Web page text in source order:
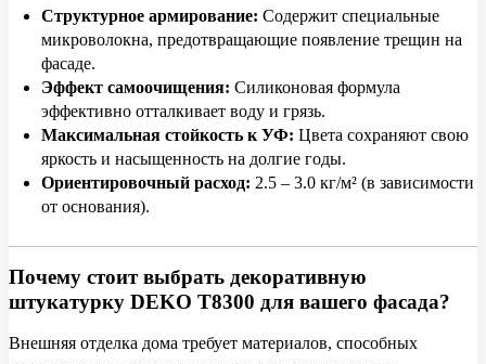
Структурное армирование: Содержит специальные
микроволокна, предотвращающие появление трещин на
фасаде.
Эффект самоочищения: Силиконовая формула
эффективно отталкивает воду и грязь.
Максимальная стойкость к УФ: Цвета сохраняют свою
яркость и насыщенность на долгие годы.
Ориентировочный расход: 2.5 – 3.0 кг/м² (в зависимости
от основания).
Почему стоит выбрать декоративную
штукатурку DEKO T8300 для вашего фасада?
Внешняя отделка дома требует материалов, способных